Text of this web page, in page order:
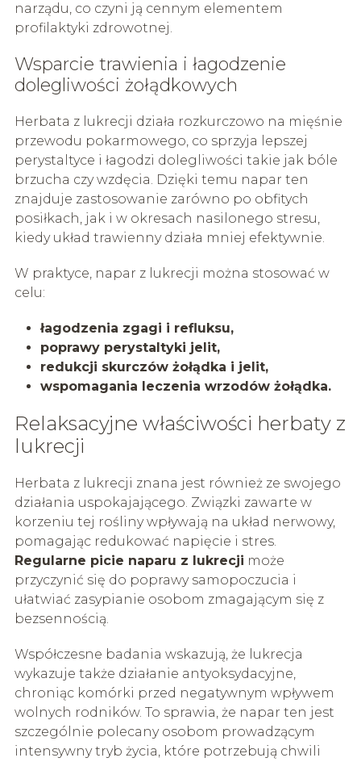
narządu, co czyni ją cennym elementem
profilaktyki zdrowotnej.
Wsparcie trawienia i łagodzenie
dolegliwości żołądkowych
Herbata z lukrecji działa rozkurczowo na mięśnie
przewodu pokarmowego, co sprzyja lepszej
perystaltyce i łagodzi dolegliwości takie jak bóle
brzucha czy wzdęcia. Dzięki temu napar ten
znajduje zastosowanie zarówno po obfitych
posiłkach, jak i w okresach nasilonego stresu,
kiedy układ trawienny działa mniej efektywnie.
W praktyce, napar z lukrecji można stosować w
celu:
łagodzenia zgagi i refluksu,
poprawy perystaltyki jelit,
redukcji skurczów żołądka i jelit,
wspomagania leczenia wrzodów żołądka.
Relaksacyjne właściwości herbaty z
lukrecji
Herbata z lukrecji znana jest również ze swojego
działania uspokajającego. Związki zawarte w
korzeniu tej rośliny wpływają na układ nerwowy,
pomagając redukować napięcie i stres.
Regularne picie naparu z lukrecji może
przyczynić się do poprawy samopoczucia i
ułatwiać zasypianie osobom zmagającym się z
bezsennością.
Współczesne badania wskazują, że lukrecja
wykazuje także działanie antyoksydacyjne,
chroniąc komórki przed negatywnym wpływem
wolnych rodników. To sprawia, że napar ten jest
szczególnie polecany osobom prowadzącym
intensywny tryb życia, które potrzebują chwili